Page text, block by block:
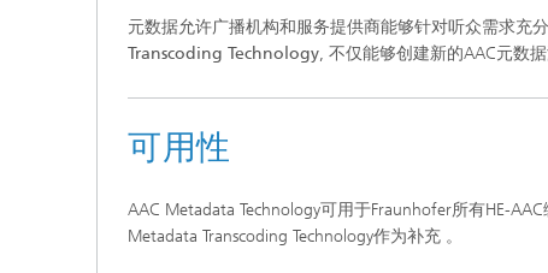
元数据允许广播机构和服务提供商能够针对听众需求充
Transcoding Technology, 不仅能够创建新的AAC元数
可用性
AAC Metadata Technology可用于Fraunhofer所有HE-
Metadata Transcoding Technology作为补充 。